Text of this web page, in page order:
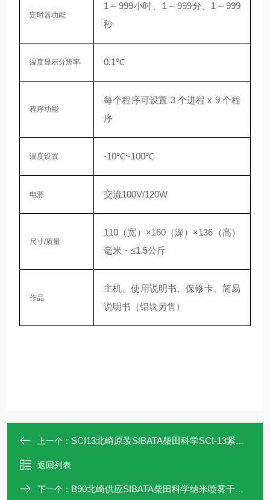
定时器功能
1～999小时、1～999分、1～999
秒
温度显示分辨率 0.1℃
程序功能
每个程序可设置 3 个进程 x 9 个程
序
温度设置 -10℃~100℃
电源 交流100V/120W
尺寸/质量
110（宽）×160（深）×136（高）
毫米・≤1.5公斤
作品
主机、使用说明书、保修卡、简易
说明书（铝块另售）
上一个： SCI13北崎原装SIBATA柴田科学SCI-13紧凑型培养箱
返回列表
下一个： B90北崎供应SIBATA柴田科学纳米喷雾干燥机B-90